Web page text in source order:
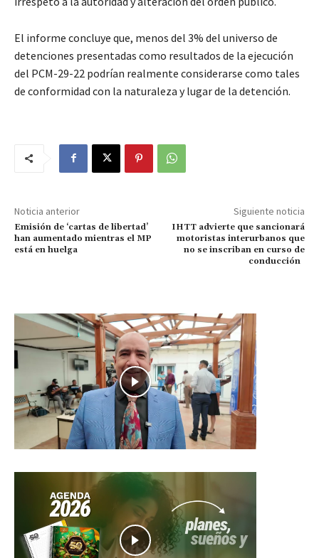
El informe concluye que, menos del 3% del universo de
detenciones presentadas como resultados de la ejecución
del PCM-29-22 podrían realmente considerarse como tales
de conformidad con la naturaleza y lugar de la detención.
Noticia anterior
Emisión de ‘cartas de libertad’
han aumentado mientras el MP
está en huelga
Siguiente noticia
IHTT advierte que sancionará
motoristas interurbanos que
no se inscriban en curso de
conducción